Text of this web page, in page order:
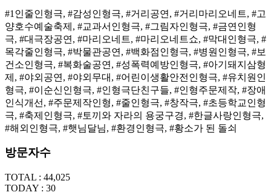
#1인줄인형극, #감성인형극, #거리공연, #거리마리오네트, #고
양호수예술축제, #교과서인형극, #그림자인형극, #금연인형
극, #대극장공연, #마리오네트, #마리오네트쇼, #막대인형극, #
목각줄인형극, #박물관공연, #백화점인형극, #병원인형극, #보
건소인형극, #복화술공연, #성폭력예방인형극, #아기돼지삼형
제, #야외공연, #야외무대, #어린이생활안전인형극, #유치원인
형극, #이순신인형극, #인형극단친구들, #인형주문제작, #장애
인식개선, #주문제작인형, #줄인형극, #창작극, #초등학교인형
극, #축제인형극, #토끼와 자라의 용궁구경, #한글사랑인형극,
#해외인형극, #햇님달님, #환경인형극, #황소가 된 돌쇠
방문자수
TOTAL : 44,025
TODAY : 30